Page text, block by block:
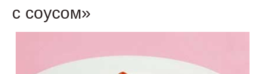
с соусом»